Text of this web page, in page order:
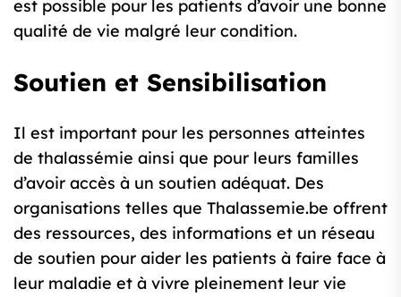
est possible pour les patients d’avoir une bonne
qualité de vie malgré leur condition.
Soutien et Sensibilisation
Il est important pour les personnes atteintes
de thalassémie ainsi que pour leurs familles
d’avoir accès à un soutien adéquat. Des
organisations telles que Thalassemie.be offrent
des ressources, des informations et un réseau
de soutien pour aider les patients à faire face à
leur maladie et à vivre pleinement leur vie